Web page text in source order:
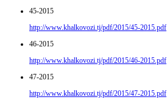
45-2015
http://www.khalkovozi.tj/pdf/2015/45-2015.pdf
46-2015
http://www.khalkovozi.tj/pdf/2015/46-2015.pdf
47-2015
http://www.khalkovozi.tj/pdf/2015/47-2015.pdf